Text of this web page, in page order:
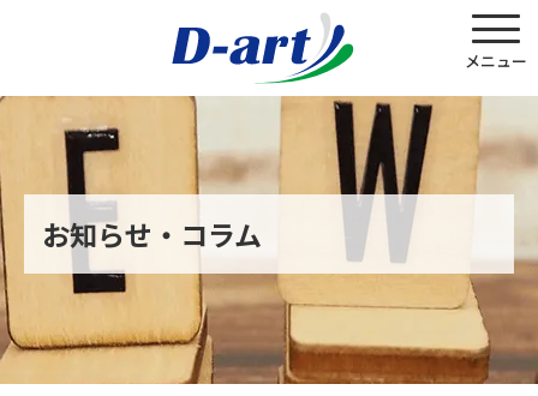
お知らせ・コラム